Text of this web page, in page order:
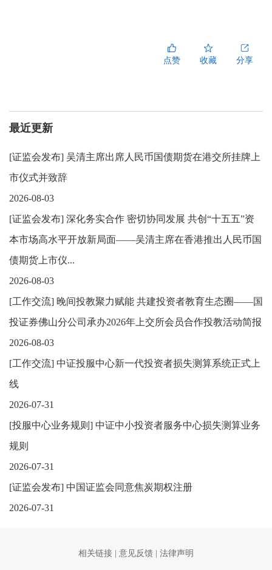
点赞 收藏 分享
最近更新
[证监会发布] 吴清主席出席人民币国债期货在港交所挂牌上
市仪式并致辞
2026-08-03
[证监会发布] 深化务实合作 密切协同发展 共创“十五五”资
本市场高水平开放新局面——吴清主席在香港推出人民币国
债期货上市仪...
2026-08-03
[工作交流] 晚间投教聚力赋能 共建投资者教育生态圈——国
投证券佛山分公司承办2026年上交所会员合作投教活动简报
2026-08-03
[工作交流] 中证投服中心新一代投资者损失测算系统正式上
线
2026-07-31
[投服中心业务规则 ] 中证中小投资者服务中心损失测算业务
规则
2026-07-31
[证监会发布] 中国证监会同意焦炭期权注册
2026-07-31
相关链接 意见反馈 法律声明